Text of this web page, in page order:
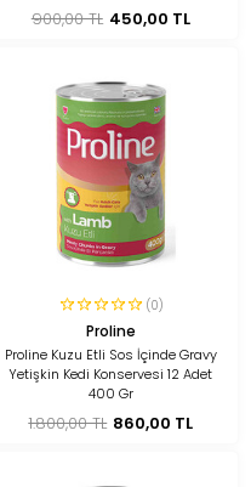
900,00 TL 450,00 TL
(0)
Proline
Proline Kuzu Etli Sos İçinde Gravy
Yetişkin Kedi Konservesi 12 Adet
400 Gr
1.800,00 TL 860,00 TL